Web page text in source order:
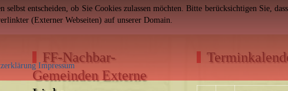
FF-Nachbar-
Gemeinden Externe
entscheiden, ob Sie Cookies zulassen möchten. Bitte berücksichtigen Sie,
(Externer Webseiten) auf unserer Domain.
Impressum